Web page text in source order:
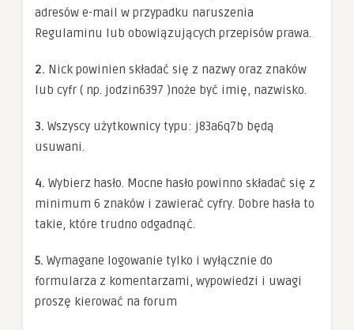
adresów e-mail w przypadku naruszenia
Regulaminu lub obowiązujących przepisów prawa.
2. Nick powinien składać się z nazwy oraz znaków
lub cyfr ( np. jodzin6397 )noże być imię, nazwisko.
3. Wszyscy użytkownicy typu: j83a6q7b będą
usuwani.
4. Wybierz hasło. Mocne hasło powinno składać się z
minimum 6 znaków i zawierać cyfry. Dobre hasła to
takie, które trudno odgadnąć.
5. Wymagane logowanie tylko i wyłącznie do
formularza z komentarzami, wypowiedzi i uwagi
proszę kierować na forum